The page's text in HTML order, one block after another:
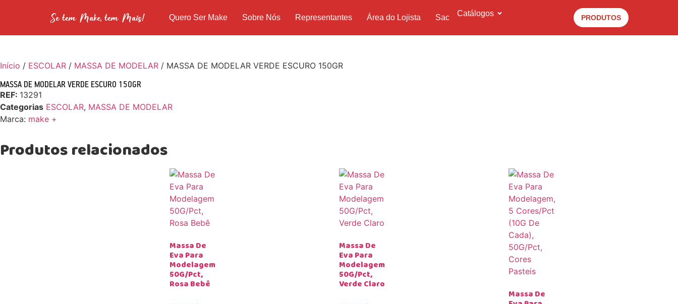
Se tem Make, tem Mais! Quero Ser Make Sobre Nós Representantes Área do Lojista Sac Catálogos PRODUTOS
Início / ESCOLAR / MASSA DE MODELAR / MASSA DE MODELAR VERDE ESCURO 150GR
MASSA DE MODELAR VERDE ESCURO 150GR
REF: 13291
Categorias ESCOLAR, MASSA DE MODELAR
Marca: make +
Produtos relacionados
Massa De
Eva Para
Modelagem
50G/Pct,
Rosa Bebê
Massa De
Eva Para
Modelagem
50G/Pct,
Verde Claro
Massa De